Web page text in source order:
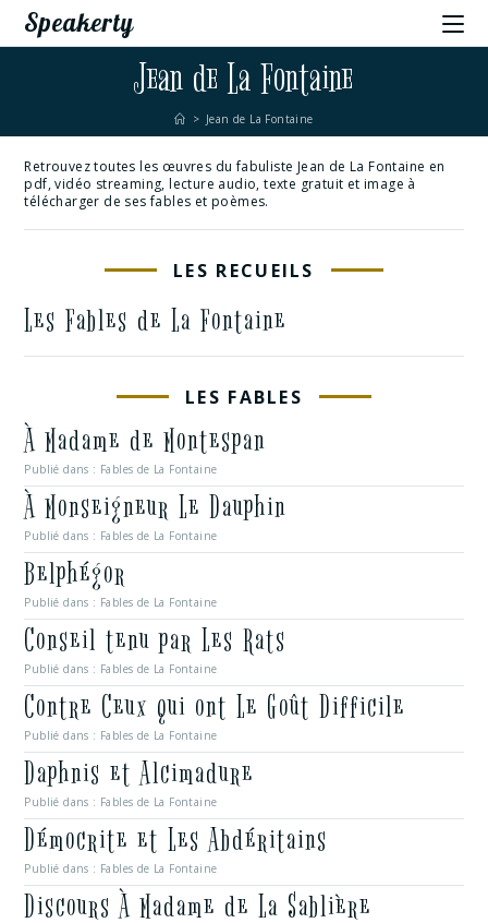
Speakerty
Jean de La Fontaine
> Jean de La Fontaine
Retrouvez toutes les œuvres du fabuliste Jean de La Fontaine en
pdf, vidéo streaming, lecture audio, texte gratuit et image à
télécharger de ses fables et poèmes.
LES RECUEILS
Les Fables de La Fontaine
LES FABLES
À Madame de Montespan
Publié dans : Fables de La Fontaine
À Monseigneur Le Dauphin
Publié dans : Fables de La Fontaine
Belphégor
Publié dans : Fables de La Fontaine
Conseil tenu par Les Rats
Publié dans : Fables de La Fontaine
Contre Ceux qui ont Le Goût Difficile
Publié dans : Fables de La Fontaine
Daphnis et Alcimadure
Publié dans : Fables de La Fontaine
Démocrite et Les Abdéritains
Publié dans : Fables de La Fontaine
Discours À Madame de La Sablière